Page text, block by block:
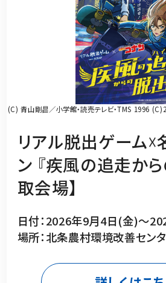
(C) 青山剛昌／小学館・読売テレビ・TMS 1996
リアル脱出ゲーム☓
ン 『疾風の追走から
取会場】
日付：2026年9月4日(金)～
場所：北条農村環境改善セン